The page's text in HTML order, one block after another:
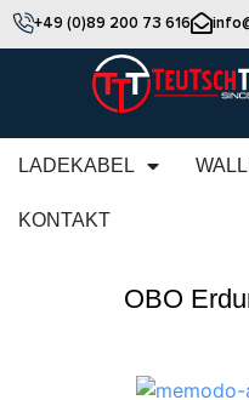
+49 (0)89 200 73 616
LADEKABEL
KONTAKT
OBO